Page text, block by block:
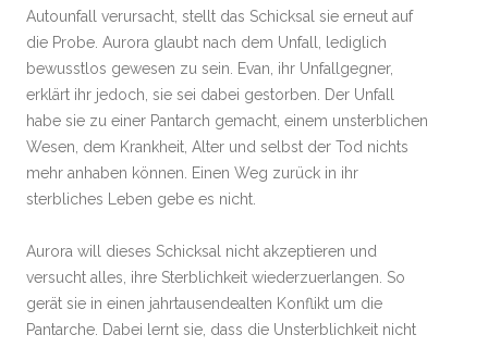
Autounfall verursacht, stellt das Schicksal sie erneut auf
die Probe. Aurora glaubt nach dem Unfall, lediglich
bewusstlos gewesen zu sein. Evan, ihr Unfallgegner,
erklärt ihr jedoch, sie sei dabei gestorben. Der Unfall
habe sie zu einer Pantarch gemacht, einem unsterblichen
Wesen, dem Krankheit, Alter und selbst der Tod nichts
mehr anhaben können. Einen Weg zurück in ihr
sterbliches Leben gebe es nicht.
Aurora will dieses Schicksal nicht akzeptieren und
versucht alles, ihre Sterblichkeit wiederzuerlangen. So
gerät sie in einen jahrtausendealten Konflikt um die
Pantarche. Dabei lernt sie, dass die Unsterblichkeit nicht